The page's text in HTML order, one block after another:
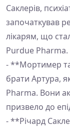
Саклерів,
започаткував
лікарям, що
Purdue Pharma.
- **Мортимер
брати Артура,
Pharma. Вони
призвело до
- **Річард